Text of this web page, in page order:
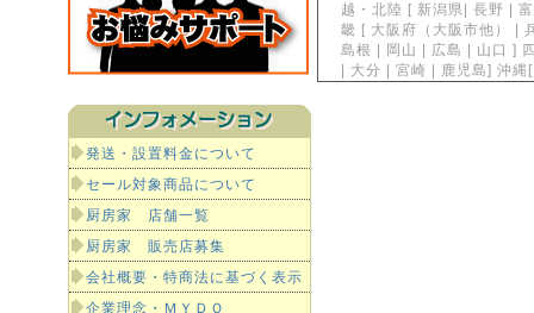
発送・設置料金について
セール対象商品について
厨房家 店舗一覧
厨房家 販売店募集
会社概要・特商法に基づく表示
企業理念・ＭＹＤＯ
越・北陸 [ 新潟県| 長野 |
畿 [ 大阪府（大阪市他） |
島根 | 岡山 | 広島 | 山口 ]
| 大分 | 宮崎 | 鹿児島] 沖